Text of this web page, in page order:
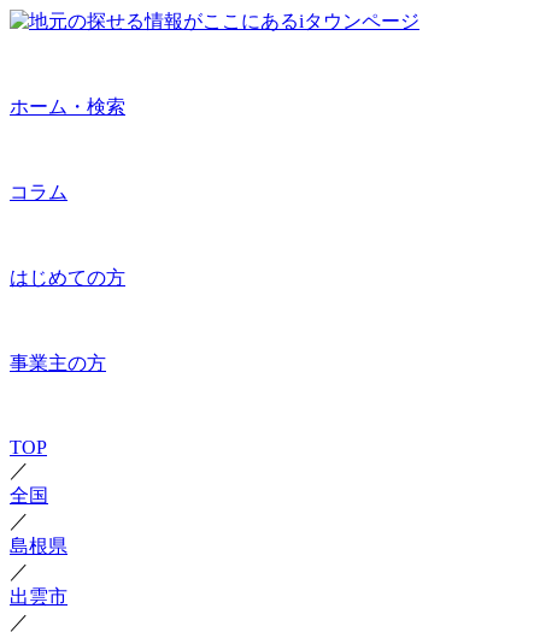
ホーム・検索
コラム
はじめての方
事業主の方
TOP
／
全国
／
島根県
／
出雲市
／